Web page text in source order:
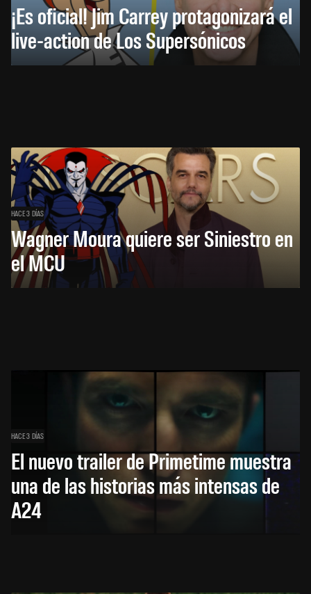
¡Es oficial! Jim Carrey protagonizará el
live-action de Los Supersónicos
HACE 3 DÍAS
Wagner Moura quiere ser Siniestro en
el MCU
HACE 3 DÍAS
El nuevo trailer de Primetime muestra
una de las historias más intensas de
A24